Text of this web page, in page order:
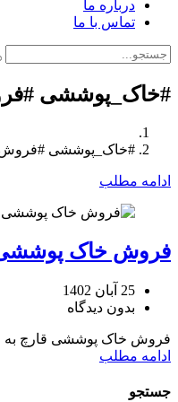
درباره ما
تماس با ما
#خاک_پوششی
#خاک_پوششی
ادامه مطلب
فروش خاک
25 آبان 1402
بدون دیدگاه
فروش خاک پوششی قارچ به
ادامه مطلب
جستجو